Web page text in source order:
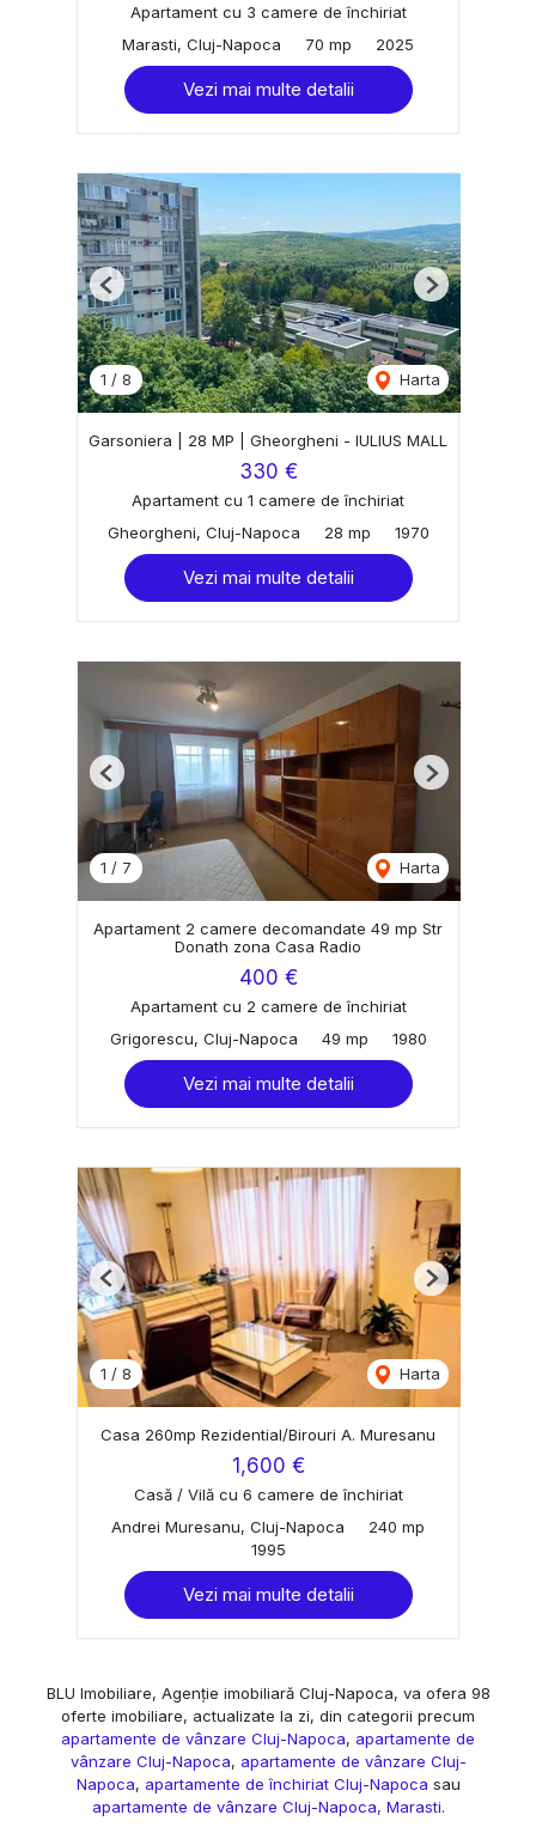
Apartament cu 3 camere de închiriat
Marasti, Cluj-Napoca
70 mp 2025
Vezi mai multe detalii
1 / 8 Harta
Previous Next
Garsoniera | 28 MP | Gheorgheni - IULIUS MALL
330 €
Apartament cu 1 camere de închiriat
Gheorgheni, Cluj-Napoca
28 mp 1970
Vezi mai multe detalii
1 / 7 Harta
Previous Next
Apartament 2 camere decomandate 49 mp Str
Donath zona Casa Radio
400 €
Apartament cu 2 camere de închiriat
Grigorescu, Cluj-Napoca
49 mp 1980
Vezi mai multe detalii
1 / 8 Harta
Previous Next
Casa 260mp Rezidential/Birouri A. Muresanu
1,600 €
Casă / Vilă cu 6 camere de închiriat
Andrei Muresanu, Cluj-Napoca
240 mp
1995
Vezi mai multe detalii
BLU Imobiliare, Agenție imobiliară Cluj-Napoca, va ofera 98
oferte imobiliare, actualizate la zi, din categorii precum
apartamente de vânzare Cluj-Napoca, apartamente de
vânzare Cluj-Napoca, apartamente de vânzare Cluj-
Napoca, apartamente de închiriat Cluj-Napoca sau
apartamente de vânzare Cluj-Napoca, Marasti.